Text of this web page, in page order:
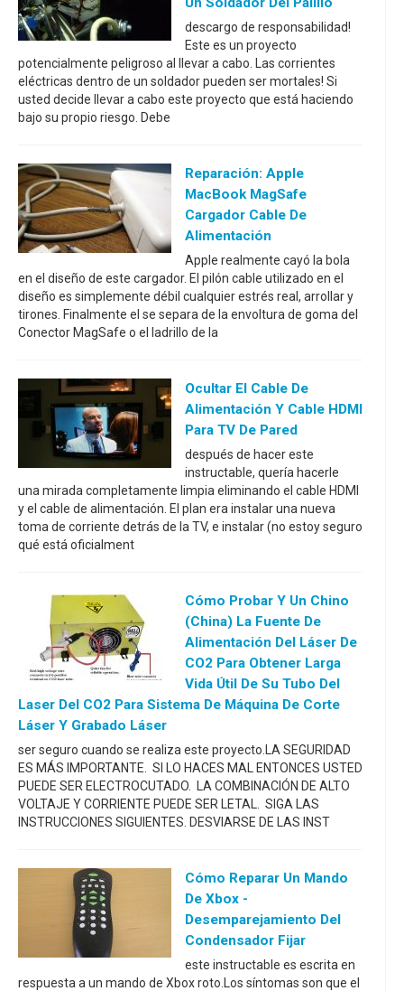
descargo de responsabilidad!
Este es un proyecto
potencialmente peligroso al llevar a cabo. Las corrientes
eléctricas dentro de un soldador pueden ser mortales! Si
usted decide llevar a cabo este proyecto que está haciendo
bajo su propio riesgo. Debe
Reparación: Apple
MacBook MagSafe
Cargador Cable De
Alimentación
Apple realmente cayó la bola
en el diseño de este cargador. El pilón cable utilizado en el
diseño es simplemente débil cualquier estrés real, arrollar y
tirones. Finalmente el se separa de la envoltura de goma del
Conector MagSafe o el ladrillo de la
Ocultar El Cable De
Alimentación Y Cable HDMI
Para TV De Pared
después de hacer este
instructable, quería hacerle
una mirada completamente limpia eliminando el cable HDMI
y el cable de alimentación. El plan era instalar una nueva
toma de corriente detrás de la TV, e instalar (no estoy seguro
qué está oficialment
Cómo Probar Y Un Chino
(China) La Fuente De
Alimentación Del Láser De
CO2 Para Obtener Larga
Vida Útil De Su Tubo Del
Laser Del CO2 Para Sistema De Máquina De Corte
Láser Y Grabado Láser
ser seguro cuando se realiza este proyecto.LA SEGURIDAD
ES MÁS IMPORTANTE. SI LO HACES MAL ENTONCES USTED
PUEDE SER ELECTROCUTADO. LA COMBINACIÓN DE ALTO
VOLTAJE Y CORRIENTE PUEDE SER LETAL. SIGA LAS
INSTRUCCIONES SIGUIENTES. DESVIARSE DE LAS INST
Cómo Reparar Un Mando
De Xbox -
Desemparejamiento Del
Condensador Fijar
este instructable es escrita en
respuesta a un mando de Xbox roto.Los síntomas son que el